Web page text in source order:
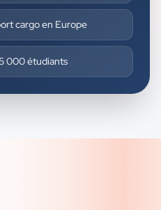
cargo en Europe
000 étudiants